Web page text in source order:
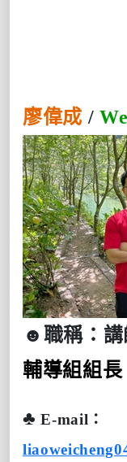
廖偉成 /
☻ 職稱：講
輔導組組長
♣ E-mail ：